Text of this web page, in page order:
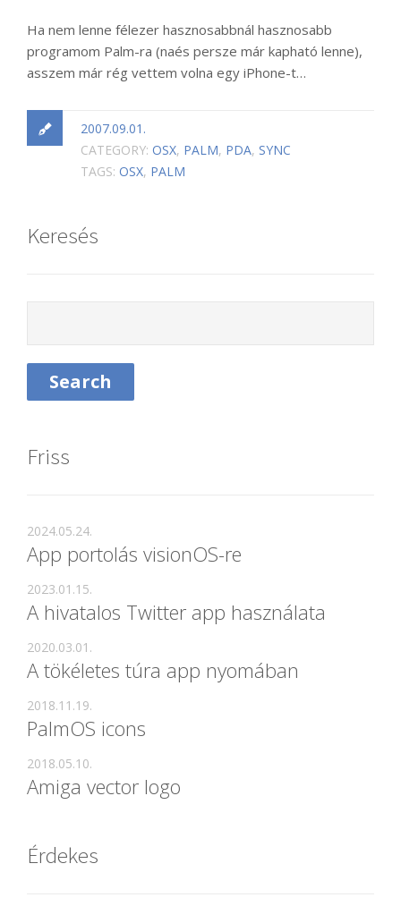
Ha nem lenne félezer hasznosabbnál hasznosabb
programom Palm-ra (naés persze már kapható lenne),
asszem már rég vettem volna egy iPhone-t…
2007.09.01.
CATEGORY: OSX, PALM, PDA, SYNC
TAGS: OSX, PALM
Keresés
Friss
App portolás visionOS-re
2024.05.24.
A hivatalos Twitter app használata
2023.01.15.
A tökéletes túra app nyomában
2020.03.01.
PalmOS icons
2018.11.19.
Amiga vector logo
2018.05.10.
Érdekes